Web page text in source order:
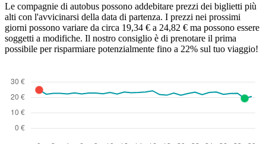
Odesa
Le compagnie di autobus possono addebitare prezzi dei biglietti più
alti con l'avvicinarsi della data di partenza. I prezzi nei prossimi
giorni possono variare da circa 19,34 € a 24,82 € ma possono essere
soggetti a modifiche. Il nostro consiglio è di prenotare il prima
possibile per risparmiare potenzialmente fino a 22% sul tuo viaggio!